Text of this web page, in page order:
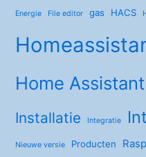
Energie File editor gas HACS
Home Assistant
Installatie Integratie
Nieuwe versie Producten